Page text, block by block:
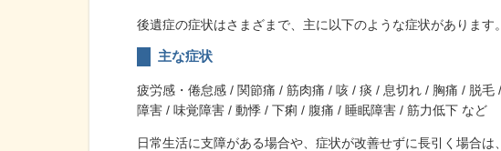
後遺症の症状はさまざまで、主に以下のような症状があります。
主な症状
疲労感・倦怠感 / 関節痛 / 筋肉痛 / 咳 / 痰 / 息切れ / 胸痛 / 脱
障害 / 味覚障害 / 動悸 / 下痢 / 腹痛 / 睡眠障害 / 筋力低下 など
日常生活に支障がある場合や、症状が改善せずに長引く場合